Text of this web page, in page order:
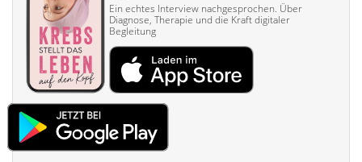
Ein echtes Interview nach­gesprochen. Über
Diagnose, Therapie und die Kraft digitaler
Begleitung